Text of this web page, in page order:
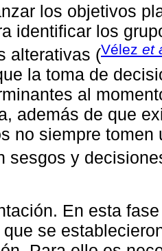
los objetivos
identificar los
alterativas (Vélez et
la toma de
al
además de que
no siempre
sesgos y
En esta
se